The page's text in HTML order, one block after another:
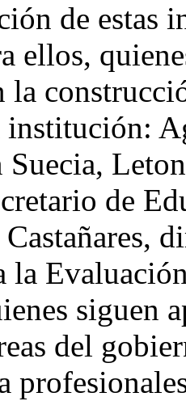
de estas
ellos,
la
Suecia,
de
la
siguen
del